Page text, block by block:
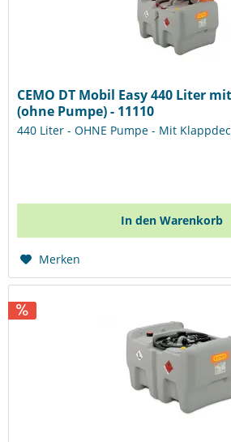
CEMO DT Mobil Easy 440 Liter
(ohne Pumpe) - 11110
440 Liter - OHNE Pumpe - Mit
In den Warenkorb
Merken